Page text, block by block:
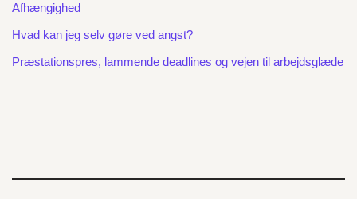
Afhængighed
Hvad kan jeg selv gøre ved angst?
Præstationspres, lammende deadlines og vejen til arbejdsglæde